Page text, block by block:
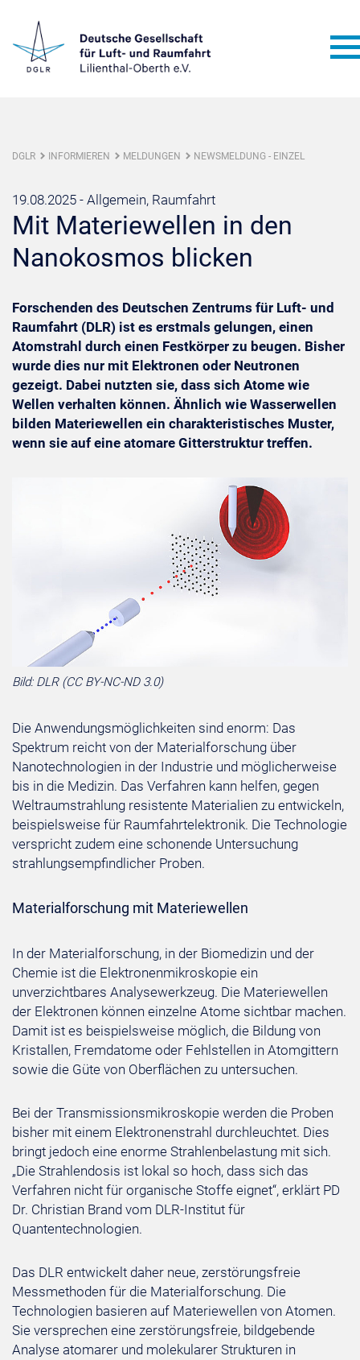
DGLR INFORMIEREN MELDUNGEN NEWSMELDUNG - EINZEL
19.08.2025 - Allgemein, Raumfahrt
Mit Materiewellen in den
Nanokosmos blicken
Forschenden des Deutschen Zentrums für Luft- und
Raumfahrt (DLR) ist es erstmals gelungen, einen
Atomstrahl durch einen Festkörper zu beugen. Bisher
wurde dies nur mit Elektronen oder Neutronen
gezeigt. Dabei nutzten sie, dass sich Atome wie
Wellen verhalten können. Ähnlich wie Wasserwellen
bilden Materiewellen ein charakteristisches Muster,
wenn sie auf eine atomare Gitterstruktur treffen.
Bild: DLR (CC BY-NC-ND 3.0)
Die Anwendungsmöglichkeiten sind enorm: Das
Spektrum reicht von der Materialforschung über
Nanotechnologien in der Industrie und möglicherweise
bis in die Medizin. Das Verfahren kann helfen, gegen
Weltraumstrahlung resistente Materialien zu entwickeln,
beispielsweise für Raumfahrtelektronik. Die Technologie
verspricht zudem eine schonende Untersuchung
strahlungsempfindlicher Proben.
Materialforschung mit Materiewellen
In der Materialforschung, in der Biomedizin und der
Chemie ist die Elektronenmikroskopie ein
unverzichtbares Analysewerkzeug. Die Materiewellen
der Elektronen können einzelne Atome sichtbar machen.
Damit ist es beispielsweise möglich, die Bildung von
Kristallen, Fremdatome oder Fehlstellen in Atomgittern
sowie die Güte von Oberflächen zu untersuchen.
Bei der Transmissionsmikroskopie werden die Proben
bisher mit einem Elektronenstrahl durchleuchtet. Dies
bringt jedoch eine enorme Strahlenbelastung mit sich.
„Die Strahlendosis ist lokal so hoch, dass sich das
Verfahren nicht für organische Stoffe eignet“, erklärt PD
Dr. Christian Brand vom DLR-Institut für
Quantentechnologien.
Das DLR entwickelt daher neue, zerstörungsfreie
Messmethoden für die Materialforschung. Die
Technologien basieren auf Materiewellen von Atomen.
Sie versprechen eine zerstörungsfreie, bildgebende
Analyse atomarer und molekularer Strukturen in